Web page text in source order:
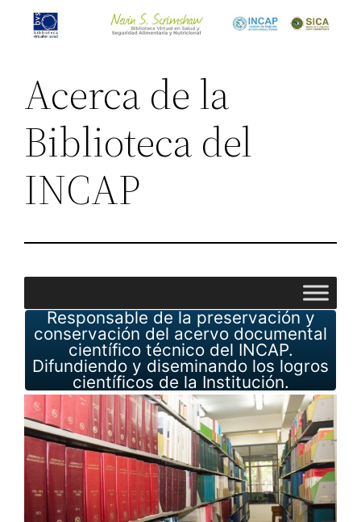
Saltar
Acerca de la
Biblioteca del
INCAP
Responsable de la preservación y
conservación del acervo documental
científico técnico del INCAP.
Difundiendo y diseminando los logros
científicos de la Institución.